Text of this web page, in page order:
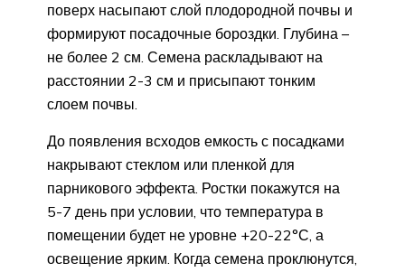
поверх насыпают слой плодородной почвы и
формируют посадочные бороздки. Глубина –
не более 2 см. Семена раскладывают на
расстоянии 2-3 см и присыпают тонким
слоем почвы.
До появления всходов емкость с посадками
накрывают стеклом или пленкой для
парникового эффекта. Ростки покажутся на
5-7 день при условии, что температура в
помещении будет не уровне +20-22°С, а
освещение ярким. Когда семена проклюнутся,